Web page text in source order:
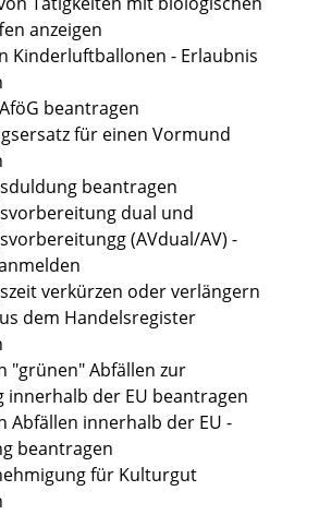
anzeigen
Kinderluftballonen - Erlaubnis
beantragen
für einen Vormund
beantragen
dual und
(AVdual/AV) -
verkürzen oder verlängern
dem Handelsregister
"grünen" Abfällen zur
innerhalb der EU beantragen
Abfällen innerhalb der EU -
beantragen
für Kulturgut